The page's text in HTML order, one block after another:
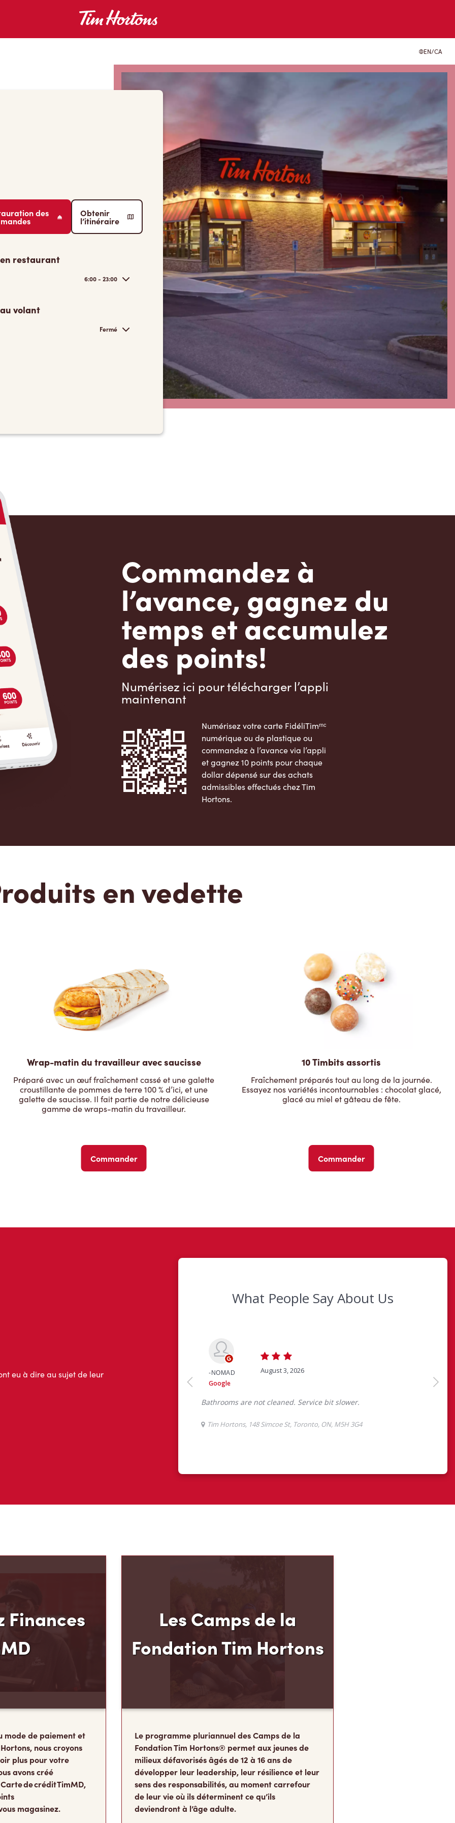
EN/CA
des Obtenir
l’itinéraire
restaurant
6:00 - 23:00
volant
Fermé
Commandez à
l’avance, gagnez du
temps et accumulez
des points!
Numérisez ici pour télécharger l’appli
maintenant
Numérisez votre carte FidéliTimᵐᶜ
numérique ou de plastique ou
commandez à l’avance via l’appli
et gagnez 10 points pour chaque
dollar dépensé sur des achats
admissibles effectués chez Tim
Hortons.
en vedette
Wrap-matin du travailleur avec saucisse
Préparé avec un œuf fraîchement cassé et une galette
croustillante de pommes de terre 100 % d’ici, et une
galette de saucisse. Il fait partie de notre délicieuse
gamme de wraps-matin du travailleur.
Commander
10 Timbits assortis
Fraîchement préparés tout au long de la journée.
Essayez nos variétés incontournables : chocolat glacé,
glacé au miel et gâteau de fête.
Commander
de paiement et
nous croyons
plus pour votre
avons créé
de crédit TimMD,
Les Camps de la
Le programme pluriannuel des Camps de la
Fondation Tim Hortons® permet aux jeunes de
milieux défavorisés âgés de 12 à 16 ans de
développer leur leadership, leur résilience et leur
sens des responsabilités, au moment carrefour